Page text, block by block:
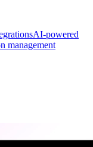
AI-powered
management